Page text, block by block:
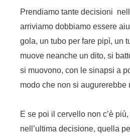
Prendiamo tante decisioni
arriviamo dobbiamo essere
gola, un tubo per fare pipì, un
muove neanche un dito, si
si muovono, con le sinapsi a
modo che non si
E se poi il cervello non c’è
nell’ultima decisione, quella